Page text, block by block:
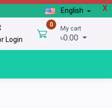
X
English
Login
0 My cart
৳0.00